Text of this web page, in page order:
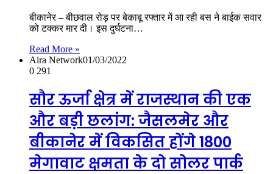
बीकानेर – बीछवाल रोड़ पर बेकाबू रफ्तार में आ रही बस ने बाईक सवार
को टक्कर मार दी। इस दुर्घटना…
Read More »
Aira Network01/03/2022
0 291
सौर ऊर्जा क्षेत्र में राजस्थान की एक
और बड़ी छलांग: जैसलमेर और
बीकानेर में विकसित होंगे 1800
मेगावाट क्षमता के दो सोलर पार्क